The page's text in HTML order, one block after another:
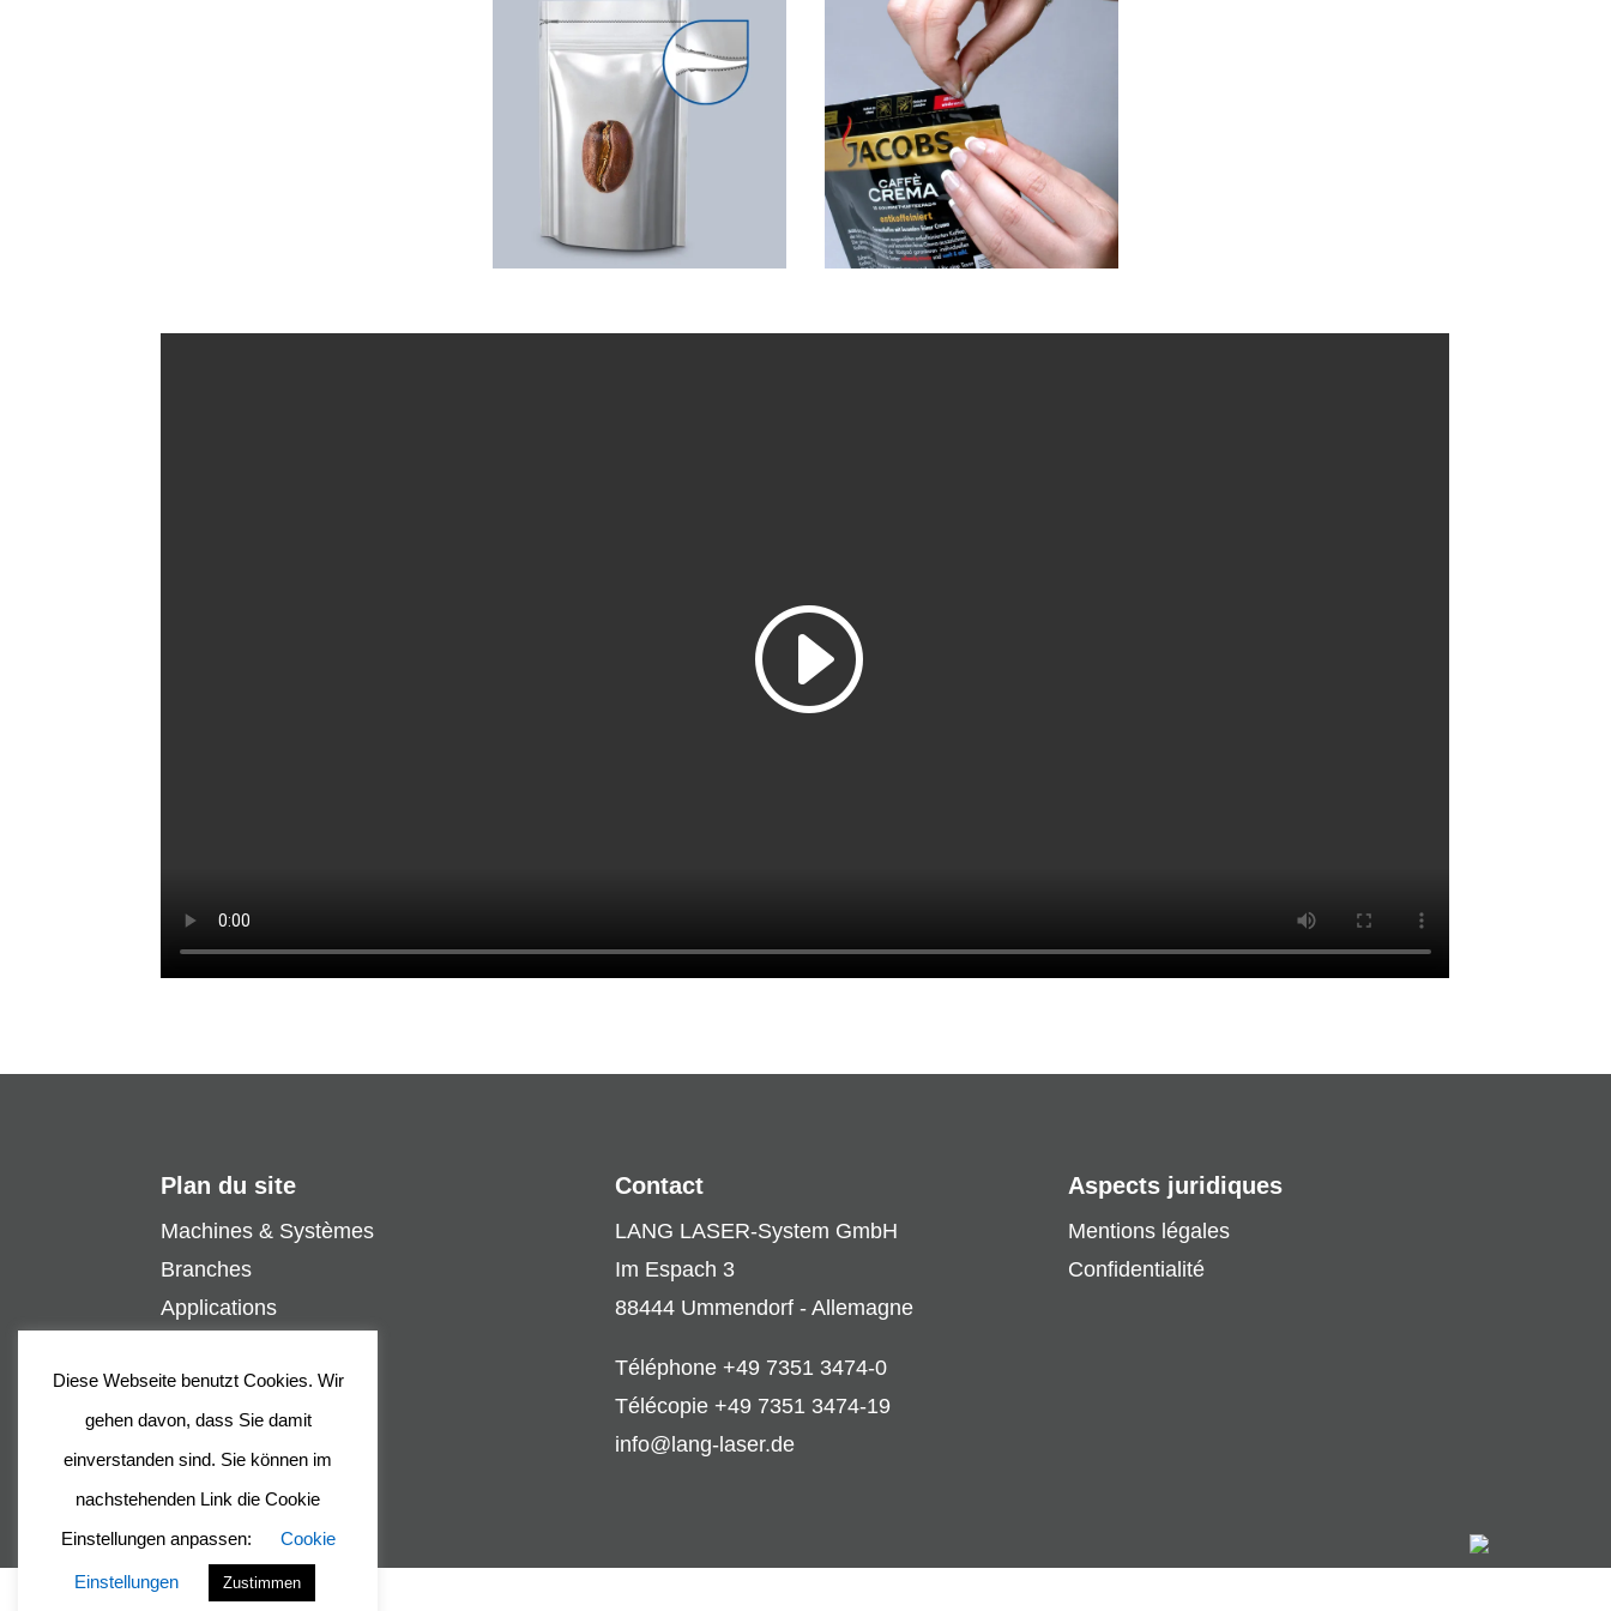
Plan du site
Machines & Systèmes
Branches
Applications
Contact
Entreprise
Contact
LANG LASER-System GmbH
Im Espach 3
88444 Ummendorf - Allemagne
Téléphone +49 7351 3474-0
Télécopie +49 7351 3474-19
info@lang-laser.de
Aspects juridiques
Mentions légales
Confidentialité
Diese Webseite benutzt Cookies. Wir
gehen davon, dass Sie damit
einverstanden sind. Sie können im
nachstehenden Link die Cookie
Einstellungen anpassen:
Cookie
Einstellungen Zustimmen